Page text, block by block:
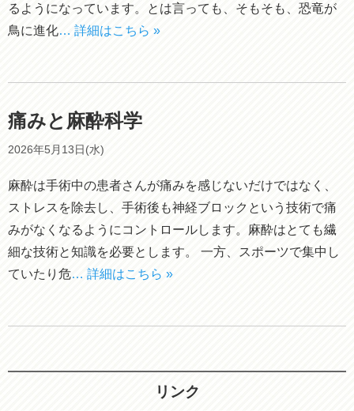
るようになっています。とは言っても、そもそも、恐竜が
鳥に進化… 詳細はこちら »
痛みと麻酔科学
2026年5月13日(水)
麻酔は手術中の患者さんが痛みを感じないだけではなく、
ストレスを除去し、手術後も神経ブロックという技術で痛
みがなくなるようにコントロールします。麻酔はとても繊
細な技術と知識を必要とします。 一方、スポーツで集中し
ていたり危… 詳細はこちら »
リンク